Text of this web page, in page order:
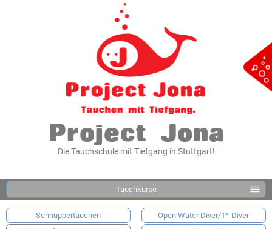
Project Jona
Die Tauchschule mit Tiefgang in Stuttgart!
Tauchkurse
Schnuppertauchen
Open Water Diver/1*-Diver